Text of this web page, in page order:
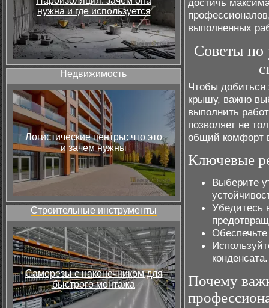
нужна и где используется
Недвижимость
Логистические центры: что это
и зачем нужны
Строительные инструменты
Саморезы с наконечником для
быстрого монтажа
достичь
выполненных
Советы
Чтобы
крышу, важно
выполнить
позволяет не
общий комфорт
Ключевые
Выберите
Убедитесь
конденсата.
Почему